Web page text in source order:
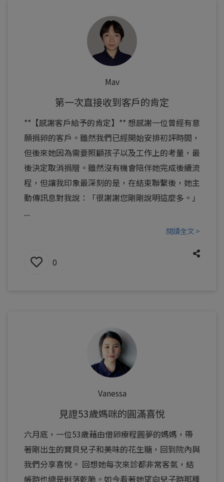
Mav
第一次直接收到客戶的肯定
**【感謝客戶給予的肯定】** 想感謝一位曾經有意
願捐卵的客戶。雖然我們已經開始安排初評時間，
但後來她因為需要照顧孩子以及工作上的考量，最
後決定取消捐贈。雖然沒有機會陪伴她完成後續流
程，但讓我印象最深刻的是，在結束聯繫後，她主
動傳訊息對我說：「很謝謝您剛剛說明這麼多。」
...
閱讀全文 >
0
Vanessa
見證53歲媽咪的圓滿喜悅
六月底，一位53歲藉由借卵療程圓夢的媽媽，帶
著剛出生的寶貝兒子和美味的花生糖，回到院內與
我們分享喜悅。 回想她每次來診都非常客氣，結
帳時也總是俐落乾脆。如今看著她望向兒子時那種